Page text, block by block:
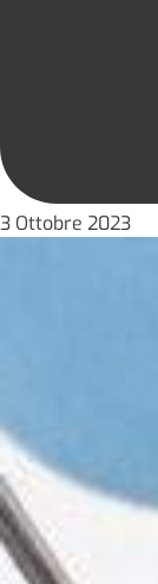
3 Ottobre 2023